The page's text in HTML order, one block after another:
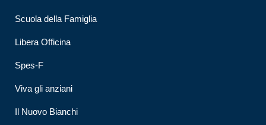
Scuola della Famiglia
Libera Officina
Spes-F
Viva gli anziani
Il Nuovo Bianchi